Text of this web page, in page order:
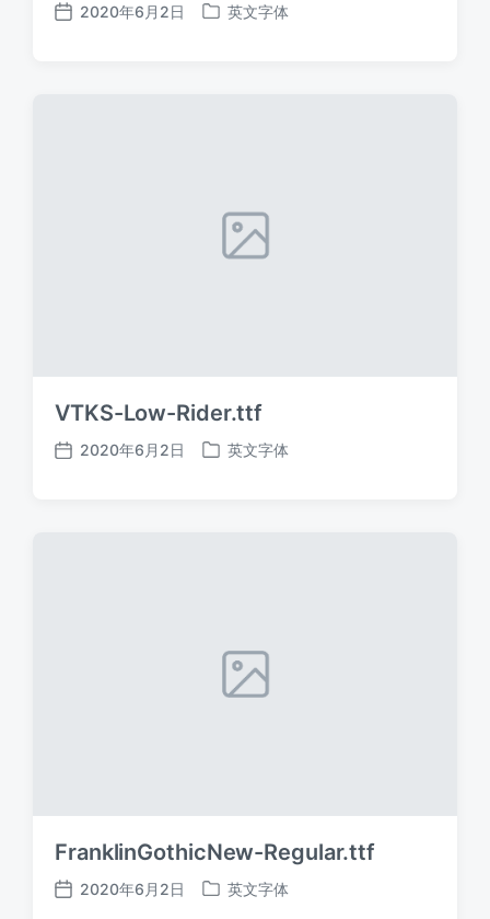
发
2020年6月2日
发
英文字体
VTKS-Low-Rider.ttf
发
2020年6月2日
发
英文字体
FranklinGothicNew-Regular.ttf
发
2020年6月2日
发
英文字体